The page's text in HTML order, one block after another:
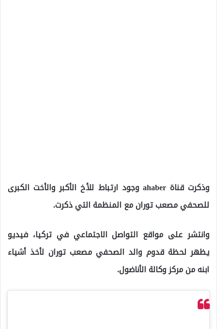
وذكرت قناة ahaber وجود ارتباط للأخ الأكبر والأخت الكبرى
للصحفي مصعب توران مع المنظمة التي ذكرت.
وانتشر على مواقع التواصل الاجتماعي في تركيا، فيديو
يظهر لحظة قدوم والد الصحفي مصعب توران لأخذ أشياء
ابنه من مركز وكالة الأناضول.